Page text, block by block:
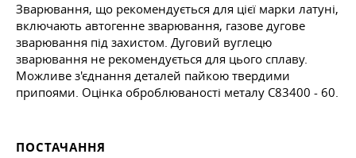
Зварювання, що рекомендується для цієї марки латуні,
включають автогенне зварювання, газове дугове
зварювання під захистом. Дуговий вуглецю
зварювання не рекомендується для цього сплаву.
Можливе з'єднання деталей пайкою твердими
припоями. Оцінка оброблюваності металу C83400 - 60.
ПОСТАЧАННЯ